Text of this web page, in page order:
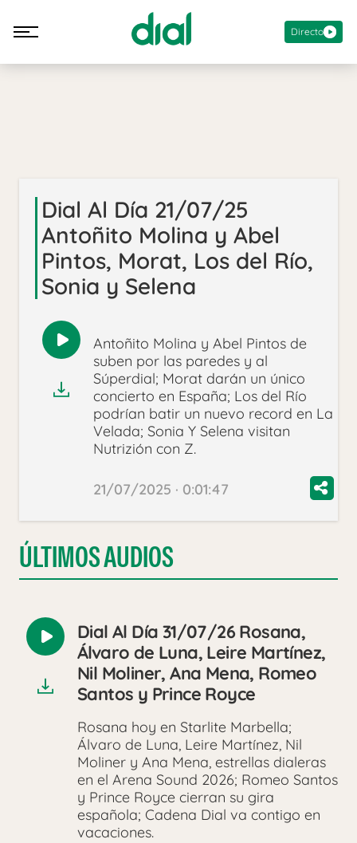
Directo
Dial Al Día 21/07/25
Antoñito Molina y Abel
Pintos, Morat, Los del Río,
Sonia y Selena
Reproducir
audio
Antoñito Molina y Abel Pintos de
suben por las paredes y al
Súperdial; Morat darán un único
concierto en España; Los del Río
podrían batir un nuevo record en La
Velada; Sonia Y Selena visitan
Nutrizión con Z.
21/07/2025 · 0:01:47
ÚLTIMOS AUDIOS
Reproducir
audio
Dial Al Día 31/07/26 Rosana,
Álvaro de Luna, Leire Martínez,
Nil Moliner, Ana Mena, Romeo
Santos y Prince Royce
Rosana hoy en Starlite Marbella;
Álvaro de Luna, Leire Martínez, Nil
Moliner y Ana Mena, estrellas dialeras
en el Arena Sound 2026; Romeo Santos
y Prince Royce cierran su gira
española; Cadena Dial va contigo en
vacaciones.